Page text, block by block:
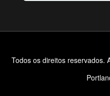
Todos os direitos reservados.